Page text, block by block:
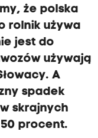
że polska
rolnik używa
jest do
używają
A
spadek
skrajnych
procent.